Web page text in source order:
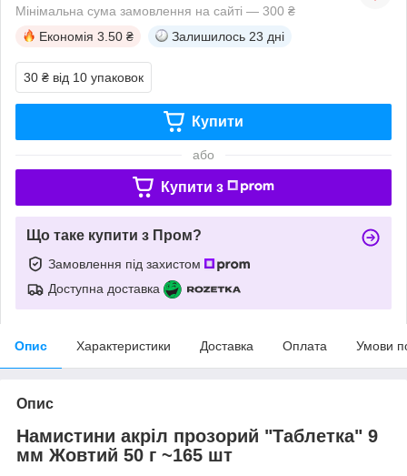
Мінімальна сума замовлення на сайті — 300 ₴
Економія 3.50 ₴ Залишилось 23 дні
30 ₴ від 10 упаковок
Купити
або
Купити з
Що таке купити з Пром?
Замовлення під захистом
Доступна доставка
Опис Характеристики Доставка Оплата Умови
Опис
Намистини акріл прозорий "Таблетка" 9
мм Жовтий 50 г ~165 шт